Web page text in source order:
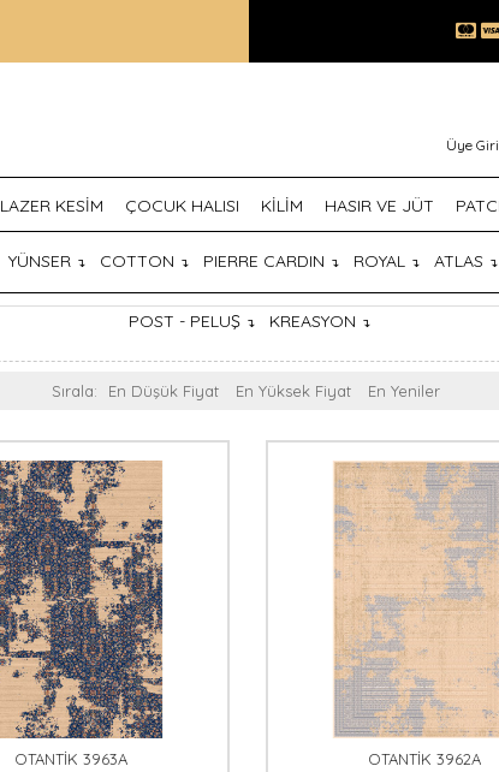
Üye
LAZER KESİM ÇOCUK HALISI KİLİM HASIR VE JÜT
YÜNSER ↴ COTTON ↴ PIERRE CARDIN ↴ ROYAL ↴ ATLAS ↴
POST - PELUŞ ↴ KREASYON ↴
Sırala: En Düşük Fiyat En Yüksek Fiyat En Yeniler
OTANTİK 3963A OTANTİK 3962A